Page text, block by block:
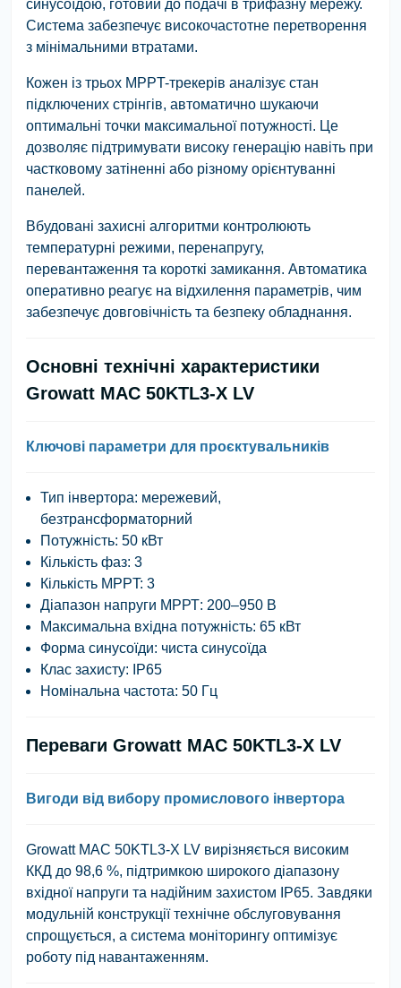
синусоїдою, готовий до подачі в трифазну мережу.
Система забезпечує високочастотне перетворення
з мінімальними втратами.
Кожен із трьох MPPT-трекерів аналізує стан
підключених стрінгів, автоматично шукаючи
оптимальні точки максимальної потужності. Це
дозволяє підтримувати високу генерацію навіть при
частковому затіненні або різному орієнтуванні
панелей.
Вбудовані захисні алгоритми контролюють
температурні режими, перенапругу,
перевантаження та короткі замикання. Автоматика
оперативно реагує на відхилення параметрів, чим
забезпечує довговічність та безпеку обладнання.
Основні технічні характеристики
Growatt MAC 50KTL3-X LV
Ключові параметри для проєктувальників
Тип інвертора: мережевий,
безтрансформаторний
Потужність: 50 кВт
Кількість фаз: 3
Кількість MPPT: 3
Діапазон напруги МРРТ: 200–950 В
Максимальна вхідна потужність: 65 кВт
Форма синусоїди: чиста синусоїда
Клас захисту: IP65
Номінальна частота: 50 Гц
Переваги Growatt MAC 50KTL3-X LV
Вигоди від вибору промислового інвертора
Growatt MAC 50KTL3-X LV вирізняється високим
ККД до 98,6 %, підтримкою широкого діапазону
вхідної напруги та надійним захистом IP65. Завдяки
модульній конструкції технічне обслуговування
спрощується, а система моніторингу оптимізує
роботу під навантаженням.